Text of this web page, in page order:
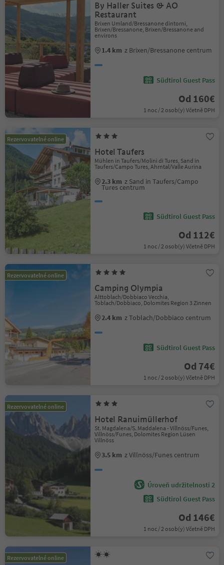
By Haller Suites & AO
Restaurant
Brixen Umland/Bressanone dintorni,
Brixen/Bressanone, Brixen/Bressanone and
environs
1.4 km z Brixen/Bressanone centrum
Südtirol Guest Pass
Od 160€
1 noc / 2 osob(y) Včetně DPH
Rezervovatelné online
Hotel Taufers
Mühlen in Taufers/Molini di Tures, Sand in
Taufers/Campo Tures, Ahrntal/Valle Aurina
2.3 km z Sand in Taufers/Campo
Tures centrum
Südtirol Guest Pass
Od 112€
1 noc / 2 osob(y) Včetně DPH
Rezervovatelné online
Camping Olympia
Alttoblach/Dobbiaco Vecchia,
Toblach/Dobbiaco, Dolomites Region 3 Zinnen
2.4 km z Toblach/Dobbiaco centrum
Südtirol Guest Pass
Od 74€
1 noc / 2 osob(y) Včetně DPH
Rezervovatelné online
Hotel Ranuimüllerhof
St. Magdalena/S. Maddalena - Villnöss/Funes,
Villnöss/Funes, Dolomites Region Lüsen
Villnöss
3.5 km z Villnöss/Funes centrum
Úroveň udržitelnosti 2
Südtirol Guest Pass
Od 146€
1 noc / 2 osob(y) Včetně DPH
Rezervovatelné online